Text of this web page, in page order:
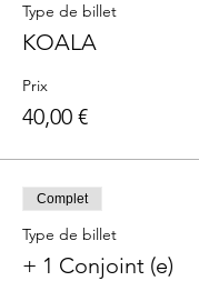
Type de billet
KOALA
Prix
40,00 €
Complet
Type de billet
+ 1 Conjoint (e)